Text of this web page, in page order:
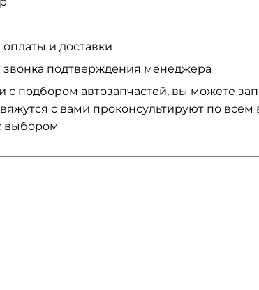
и доставки
звонка подтверждения менеджера
с подбором автозапчастей, вы можете
с вами проконсультируют по
выбором